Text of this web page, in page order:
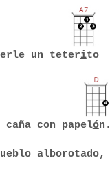
un teterito
con papelón.
alborotado,